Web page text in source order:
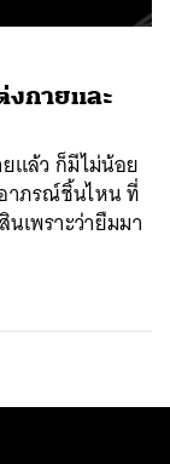
กายและ
แล้ว ก็มีไม่น้อย
าภรณ์ชิ้นไหน ที่
เพราะว่ายืมมา